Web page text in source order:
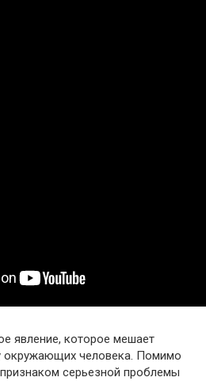
явление, которое мешает
окружающих человека. Помимо
серьезной проблемы